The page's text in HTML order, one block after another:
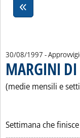
30/08/1997 -
MARGINI DI
(medie mensili e
Settimana che